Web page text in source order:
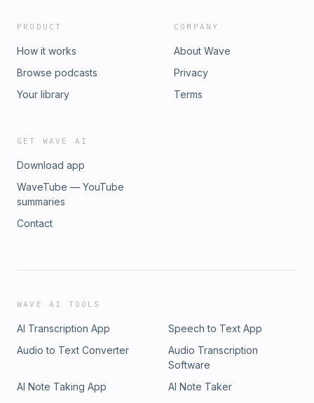
PRODUCT
How it works
Browse podcasts
Your library
COMPANY
About Wave
Privacy
Terms
GET WAVE AI
Download app
WaveTube — YouTube
summaries
Contact
WAVE AI TOOLS
AI Transcription App
Speech to Text App
Audio to Text Converter
Audio Transcription
Software
AI Note Taking App
AI Note Taker